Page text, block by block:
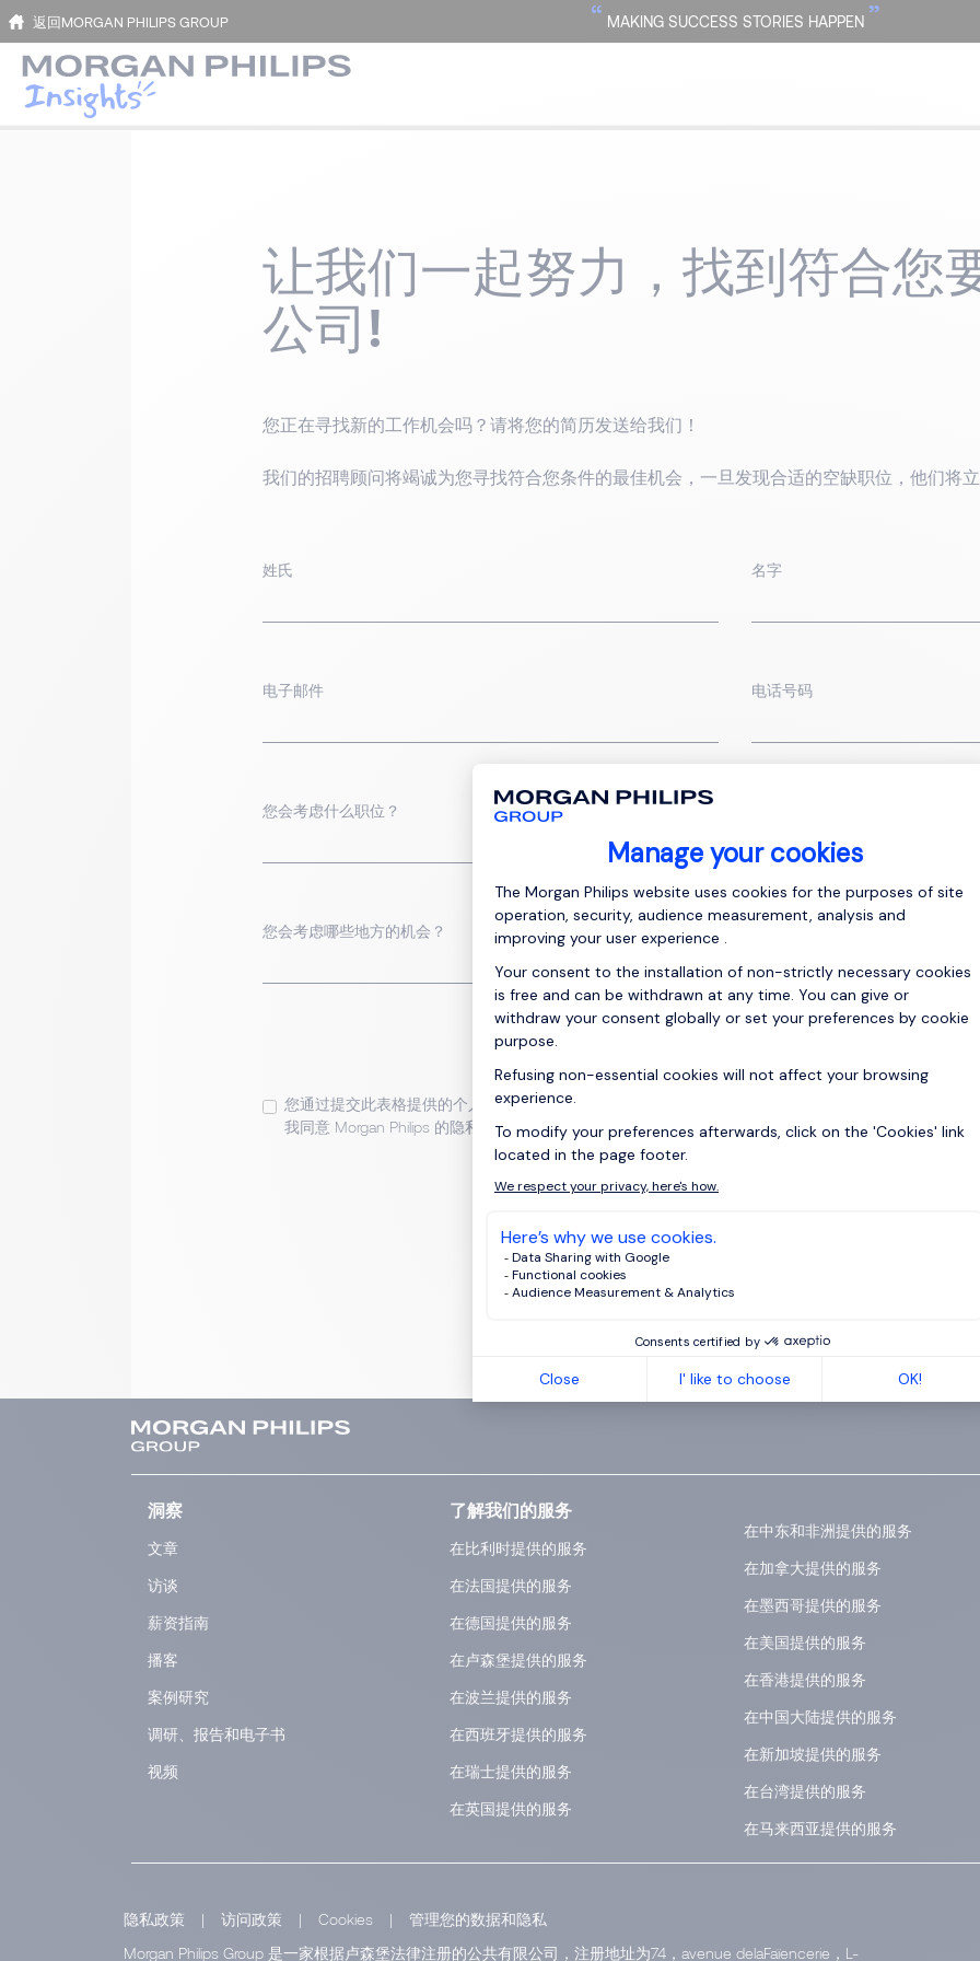
返回MORGAN PHILIPS GROUP “ MAKING SUCCESS STORIES HAPPEN ”
让我们一起努力，找到符合您
公司!
您正在寻找新的工作机会吗？请将您的简历发送给我们！
我们的招聘顾问将竭诚为您寻找符合您条件的最佳机会，一旦发现合适的空缺职位，他们将
姓氏 名字
电子邮件 电话号码
您会考虑什么职位？
您会考虑哪些地方的机会？
附上您的简历
您通过提交此表格提供的个人资料，将按照我们的
我同意 Morgan Philips 的隐私声明
洞察
文章
访谈
薪资指南
播客
案例研究
调研、报告和电子书
视频
了解我们的服务
在比利时提供的服务
在法国提供的服务
在德国提供的服务
在卢森堡提供的服务
在波兰提供的服务
在西班牙提供的服务
在瑞士提供的服务
在英国提供的服务
在中东和非洲提供的服务
在加拿大提供的服务
在墨西哥提供的服务
在美国提供的服务
在香港提供的服务
在中国大陆提供的服务
在新加坡提供的服务
在台湾提供的服务
在马来西亚提供的服务
隐私政策 | 访问政策 | Cookies |
管理您的数据和隐私
Morgan Philips Group 是一家根据卢森堡法律注册的公共有限公司，注册地址为74，avenue delaFaïencerie，L-